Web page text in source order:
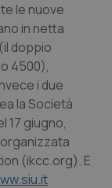
le nuove
in netta
doppio
4500),
i due
la Società
17 giugno,
(ikcc.org). E